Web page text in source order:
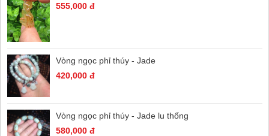
555,000 đ
Vòng ngọc phỉ thúy - Jade
420,000 đ
Vòng ngọc phỉ thúy - Jade lu thống
580,000 đ